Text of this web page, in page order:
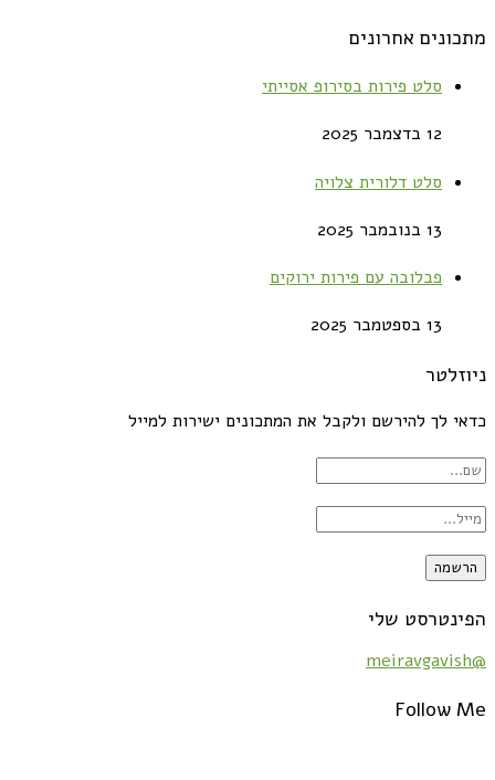
מתכונים אחרונים
סלט פירות בסירופ אסייתי
12 בדצמבר 2025
סלט דלורית צלויה
13 בנובמבר 2025
פבלובה עם פירות ירוקים
13 בספטמבר 2025
ניוזלטר
כדאי לך להירשם ולקבל את המתכונים ישירות למייל
הפינטרסט שלי
@meiravgavish
Follow Me